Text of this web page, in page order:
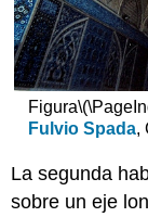
Figura
Fulvio Spada,
La segunda
sobre un eje